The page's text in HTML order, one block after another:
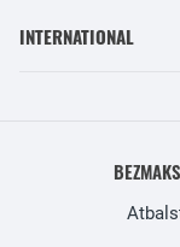
INTERNATIONAL